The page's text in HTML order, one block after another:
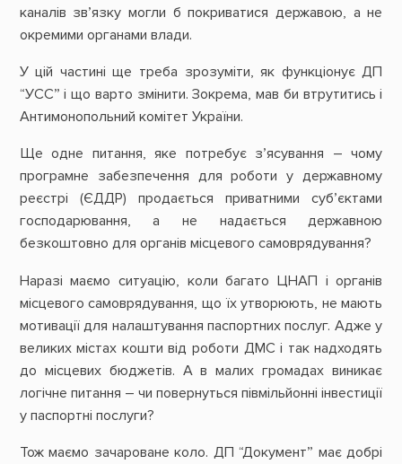
каналів зв’язку могли б покриватися державою, а не
окремими органами влади.
У цій частині ще треба зрозуміти, як функціонує ДП
“УСС” і що варто змінити. Зокрема, мав би втрутитись і
Антимонопольний комітет України.
Ще одне питання, яке потребує з’ясування – чому
програмне забезпечення для роботи у державному
реєстрі (ЄДДР) продається приватними суб’єктами
господарювання, а не надається державною
безкоштовно для органів місцевого самоврядування?
Наразі маємо ситуацію, коли багато ЦНАП і органів
місцевого самоврядування, що їх утворюють, не мають
мотивації для налаштування паспортних послуг. Адже у
великих містах кошти від роботи ДМС і так надходять
до місцевих бюджетів. А в малих громадах виникає
логічне питання – чи повернуться півмільйонні інвестиції
у паспортні послуги?
Тож маємо зачароване коло. ДП “Документ” має добрі